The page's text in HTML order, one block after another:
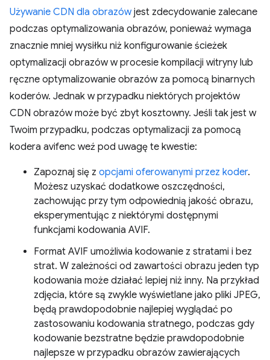
Używanie CDN dla obrazówjest zdecydowanie zalecane
podczas optymalizowania obrazów, ponieważ wymaga
znacznie mniej wysiłku niż konfigurowanie ścieżek
optymalizacji obrazów w procesie kompilacji witryny lub
ręczne optymalizowanie obrazów za pomocą binarnych
koderów. Jednak w przypadku niektórych projektów
CDN obrazów może być zbyt kosztowny. Jeśli tak jest w
Twoim przypadku, podczas optymalizacji za pomocą
kodera avifenc weź pod uwagę te kwestie:
Zapoznaj się z opcjami oferowanymi przez koder.
Możesz uzyskać dodatkowe oszczędności,
zachowując przy tym odpowiednią jakość obrazu,
eksperymentując z niektórymi dostępnymi
funkcjami kodowania AVIF.
Format AVIF umożliwia kodowanie z stratami i bez
strat. W zależności od zawartości obrazu jeden typ
kodowania może działać lepiej niż inny. Na przykład
zdjęcia, które są zwykle wyświetlane jako pliki JPEG,
będą prawdopodobnie najlepiej wyglądać po
zastosowaniu kodowania stratnego, podczas gdy
kodowanie bezstratne będzie prawdopodobnie
najlepsze w przypadku obrazów zawierających